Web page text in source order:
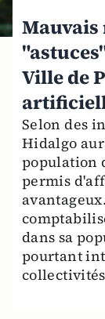
Ville de
Selon des
Hidalgo
population
permis
dans sa
pourtant